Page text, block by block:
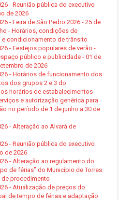
- Reunião pública do executivo
de 2026
- Feira de São Pedro 2026 - 25 de
- Horários, condições de
condicionamento de trânsito
- Festejos populares de verão -
público e publicidade - 01 de
de 2026
- Horários de funcionamento dos
dos grupos 2 e 3 do
horários de estabalecimentos
e autorização genérica para
no período de 1 de junho a 30 de
- Alteração ao Alvará de
- Reunião pública do executivo
de 2026
- Alteração ao regulamento do
de férias” do Município de Torres
procedimento
- Atualização de preços do
de tempo de férias e adaptação